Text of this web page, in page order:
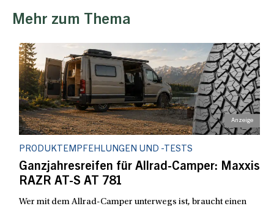
Mehr zum Thema
PRODUKTEMPFEHLUNGEN UND -TESTS
Ganzjahresreifen für Allrad-Camper: Maxxis
RAZR AT-S AT 781
Wer mit dem Allrad-Camper unterwegs ist, braucht einen